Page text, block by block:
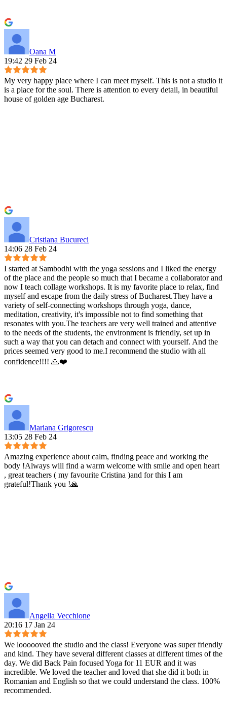
Oana M
19:42 29 Feb 24
My very happy place where I can meet myself. This is not a studio it
is a place for the soul. There is attention to every detail, in beautiful
house of golden age Bucharest.
Cristiana Bucureci
14:06 28 Feb 24
I started at Sambodhi with the yoga sessions and I liked the energy
of the place and the people so much that I became a collaborator and
now I teach collage workshops. It is my favorite place to relax, find
myself and escape from the daily stress of Bucharest.They have a
variety of self-connecting workshops through yoga, dance,
meditation, creativity, it's impossible not to find something that
resonates with you.The teachers are very well trained and attentive
to the needs of the students, the environment is friendly, set up in
such a way that you can detach and connect with yourself. And the
prices seemed very good to me.I recommend the studio with all
confidence!!!! 🙏❤️
Mariana Grigorescu
13:05 28 Feb 24
Amazing experience about calm, finding peace and working the
body !Always will find a warm welcome with smile and open heart
, great teachers ( my favourite Cristina )and for this I am
grateful!Thank you !🙏
Angella Vecchione
20:16 17 Jan 24
We loooooved the studio and the class! Everyone was super friendly
and kind. They have several different classes at different times of the
day. We did Back Pain focused Yoga for 11 EUR and it was
incredible. We loved the teacher and loved that she did it both in
Romanian and English so that we could understand the class. 100%
recommended.